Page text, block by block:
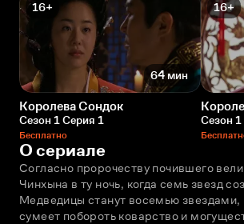
16+
64 мин
Королева Сондок
Сезон 1 Серия 1
Бесплатно
16+
Сезон
О сериале
Согласно пророчеству почившего
Чинхына в ту ночь, когда семь звeзд
Медведицы станут восемью звeздами,
сумеет побороть коварство и